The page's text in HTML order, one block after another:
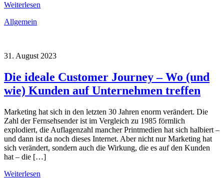
Weiterlesen
Allgemein
31. August 2023
Die ideale Customer Journey – Wo (und
wie) Kunden auf Unternehmen treffen
Marketing hat sich in den letzten 30 Jahren enorm verändert. Die
Zahl der Fernsehsender ist im Vergleich zu 1985 förmlich
explodiert, die Auflagenzahl mancher Printmedien hat sich halbiert –
und dann ist da noch dieses Internet. Aber nicht nur Marketing hat
sich verändert, sondern auch die Wirkung, die es auf den Kunden
hat – die […]
Weiterlesen